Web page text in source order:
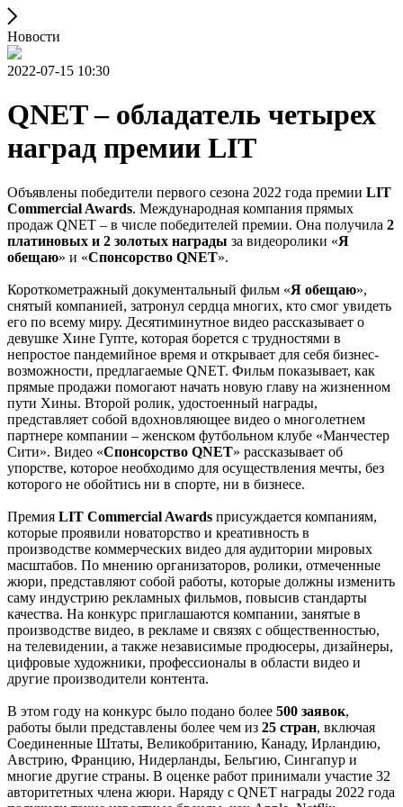
Новости
2022-07-15 10:30
QNET – обладатель четырех
наград премии LIT
Объявлены победители первого сезона 2022 года премии LIT
Commercial Awards. Международная компания прямых
продаж QNET – в числе победителей премии. Она получила 2
платиновых и 2 золотых награды за видеоролики «Я
обещаю» и «Спонсорство QNET».
Короткометражный документальный фильм «Я обещаю»,
снятый компанией, затронул сердца многих, кто смог увидеть
его по всему миру. Десятиминутное видео рассказывает о
девушке Хине Гупте, которая борется с трудностями в
непростое пандемийное время и открывает для себя бизнес-
возможности, предлагаемые QNET. Фильм показывает, как
прямые продажи помогают начать новую главу на жизненном
пути Хины. Второй ролик, удостоенный награды,
представляет собой вдохновляющее видео о многолетнем
партнере компании – женском футбольном клубе «Манчестер
Сити». Видео «Спонсорство QNET» рассказывает об
упорстве, которое необходимо для осуществления мечты, без
которого не обойтись ни в спорте, ни в бизнесе.
Премия LIT Commercial Awards присуждается компаниям,
которые проявили новаторство и креативность в
производстве коммерческих видео для аудитории мировых
масштабов. По мнению организаторов, ролики, отмеченные
жюри, представляют собой работы, которые должны изменить
саму индустрию рекламных фильмов, повысив стандарты
качества. На конкурс приглашаются компании, занятые в
производстве видео, в рекламе и связях с общественностью,
на телевидении, а также независимые продюсеры, дизайнеры,
цифровые художники, профессионалы в области видео и
другие производители контента.
В этом году на конкурс было подано более 500 заявок,
работы были представлены более чем из 25 стран, включая
Соединенные Штаты, Великобританию, Канаду, Ирландию,
Австрию, Францию, Нидерланды, Бельгию, Сингапур и
многие другие страны. В оценке работ принимали участие 32
авторитетных члена жюри. Наряду с QNET награды 2022 года